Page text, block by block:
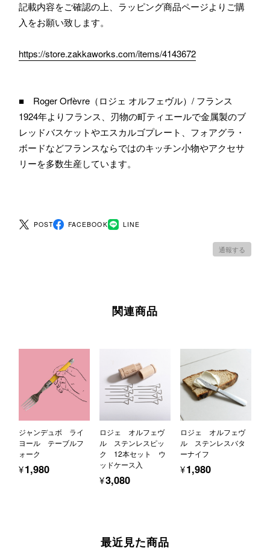
記載内容をご確認の上、ラッピング商品ページよりご購
入をお願い致します。
https://store.zakkaworks.com/items/4143672
■ Roger Orfèvre（ロジェ オルフェヴル）/ フランス
1924年よりフランス、刃物の町ティエールで金属製のブ
レッドバスケットやエスカルゴプレート、フォアグラ・
ボードなどフランスならではのキッチン小物やアクセサ
リーを多数生産しています。
POST FACEBOOK LINE
通報する
関連商品
ジャンデュボ ライ
ヨール テーブルフ
ォーク
¥1,980
ロジェ オルフェヴ
ル ステンレスピッ
ク 12本セット ウ
ッドケース入
¥3,080
ロジェ オルフェヴ
ル ステンレスバタ
ーナイフ
¥1,980
最近見た商品